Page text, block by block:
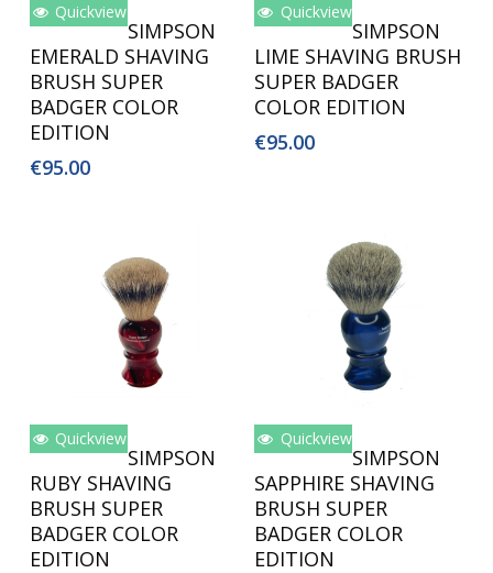
Toevoegen Aan
Winkelwagen
Quickview
SIMPSON
EMERALD SHAVING
BRUSH SUPER
BADGER COLOR
EDITION
€95.00
Toevoegen Aan
Winkelwagen
Quickview
SIMPSON
LIME SHAVING BRUSH
SUPER BADGER
COLOR EDITION
€95.00
Toevoegen Aan
Winkelwagen
Quickview
SIMPSON
RUBY SHAVING
BRUSH SUPER
BADGER COLOR
EDITION
Toevoegen Aan
Winkelwagen
Quickview
SIMPSON
SAPPHIRE SHAVING
BRUSH SUPER
BADGER COLOR
EDITION